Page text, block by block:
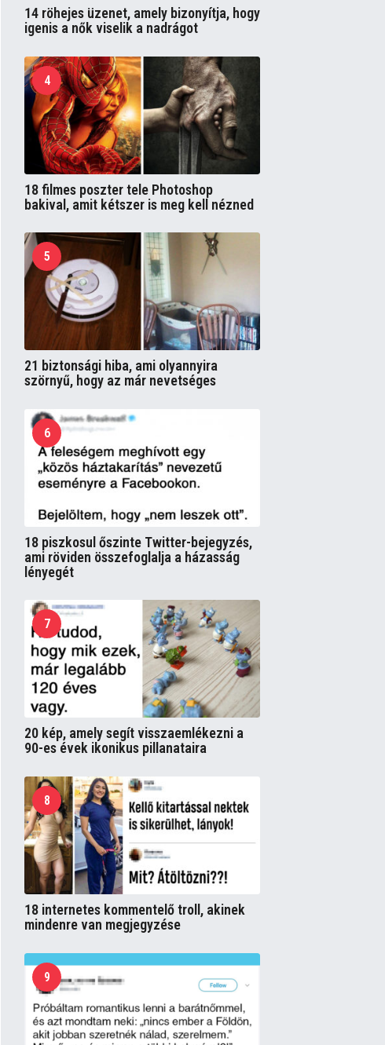
14 röhejes üzenet, amely bizonyítja, hogy
igenis a nők viselik a nadrágot
4
18 filmes poszter tele Photoshop
bakival, amit kétszer is meg kell nézned
5
21 biztonsági hiba, ami olyannyira
szörnyű, hogy az már nevetséges
6
18 piszkosul őszinte Twitter-bejegyzés,
ami röviden összefoglalja a házasság
lényegét
7
20 kép, amely segít visszaemlékezni a
90-es évek ikonikus pillanataira
8
18 internetes kommentelő troll, akinek
mindenre van megjegyzése
9